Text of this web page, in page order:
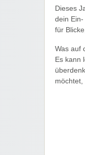
Dieses
dein
für
Was auf
Es kann
möchtet,